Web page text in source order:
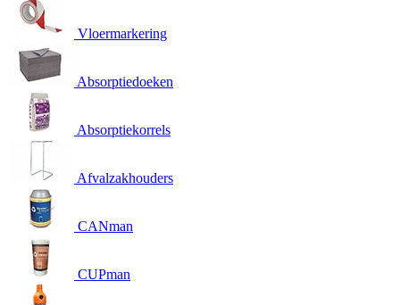
Vloermarkering
Absorptiedoeken
Absorptiekorrels
Afvalzakhouders
CANman
CUPman